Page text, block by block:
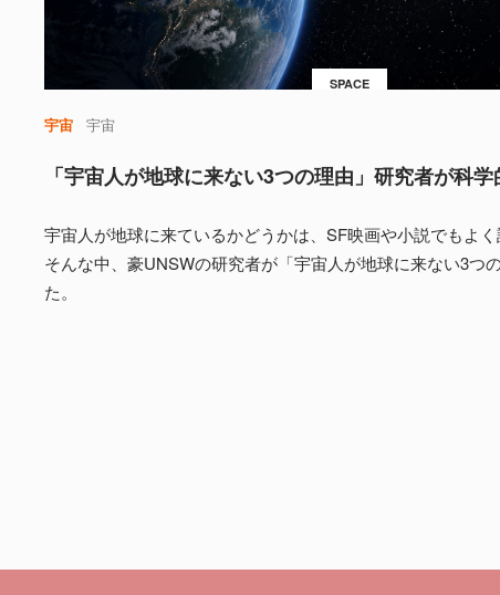
SPACE
宇宙 宇宙
「宇宙人が地球に来ない3つの理由」研究者が科
宇宙人が地球に来ているかどうかは、SF映画や小説でもよく
そんな中、豪UNSWの研究者が「宇宙人が地球に来ない3つ
た。